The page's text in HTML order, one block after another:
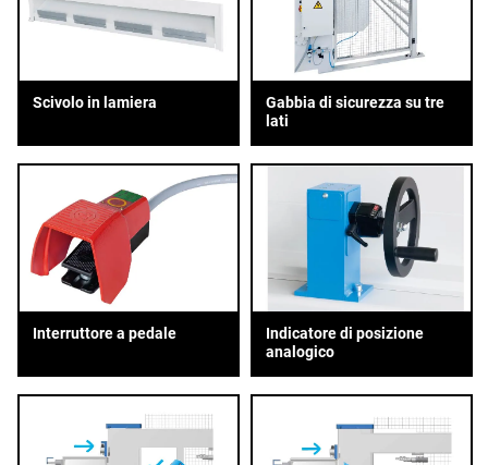
Scivolo in lamiera
Gabbia di sicurezza su tre
lati
Interruttore a pedale
Indicatore di posizione
analogico